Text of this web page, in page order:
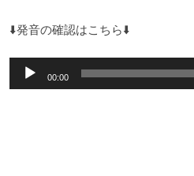
⬇️発音の確認はこちら⬇️
声
00:00